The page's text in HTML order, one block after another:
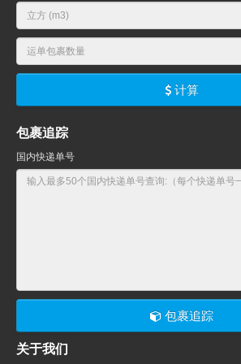
计算
包裹追踪
国内快递单号
包裹追踪
关于我们